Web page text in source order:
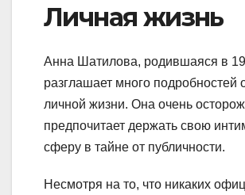
Личная жизнь
Анна Шатилова, родившаяся в
разглашает много подробностей
личной жизни. Она очень
предпочитает держать свою
сферу в тайне от публичности.
Несмотря на то, что никаких